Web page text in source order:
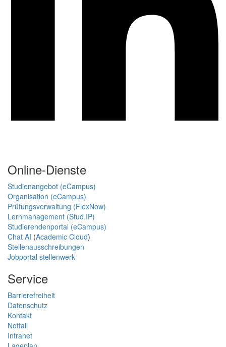
Online-Dienste
Studienangebot (eCampus)
Organisation (eCampus)
Prüfungsverwaltung (FlexNow)
Lernmanagement (Stud.IP)
Studierendenportal (eCampus)
Chat AI (Academic Cloud)
Stellenausschreibungen
Jobportal stellenwerk
Service
Barrierefreiheit
Datenschutz
Kontakt
Notfall
Intranet